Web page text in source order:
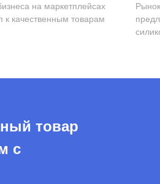
на маркетплейсах
к качественным товарам
товар
с